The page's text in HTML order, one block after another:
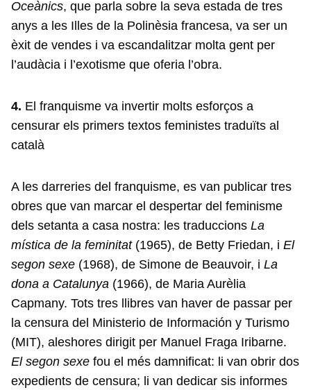
Oceànics, que parla sobre la seva estada de tres
anys a les Illes de la Polinèsia francesa, va ser un
èxit de vendes i va escandalitzar molta gent per
l’audàcia i l’exotisme que oferia l’obra.
4. El franquisme va invertir molts esforços a
censurar els primers textos feministes traduïts al
català
A les darreries del franquisme, es van publicar tres
obres que van marcar el despertar del feminisme
dels setanta a casa nostra: les traduccions La
mística de la feminitat (1965), de Betty Friedan, i El
segon sexe (1968), de Simone de Beauvoir, i La
dona a Catalunya (1966), de Maria Aurèlia
Capmany. Tots tres llibres van haver de passar per
la censura del Ministerio de Información y Turismo
(MIT), aleshores dirigit per Manuel Fraga Iribarne.
El segon sexe fou el més damnificat: li van obrir dos
expedients de censura; li van dedicar sis informes